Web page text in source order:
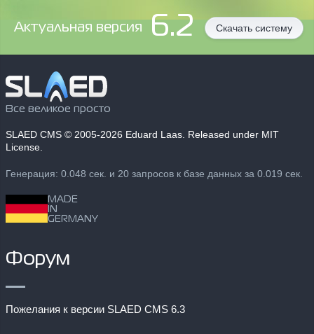
Aктуальная версия 6.2 Скачать систему
Все великое просто
SLAED CMS © 2005-2026 Eduard Laas. Released under MIT
License.
Генерация: 0.048 сек. и 20 запросов к базе данных за 0.019 сек.
MADE
IN
GERMANY
Форум
Пожелания к версии SLAED CMS 6.3